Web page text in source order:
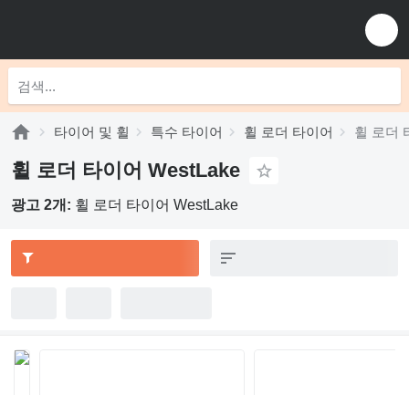
타이어 및 휠 특수 타이어 휠 로더 타이어 휠 로더
휠 로더 타이어 WestLake
광고 2개: 휠 로더 타이어 WestLake